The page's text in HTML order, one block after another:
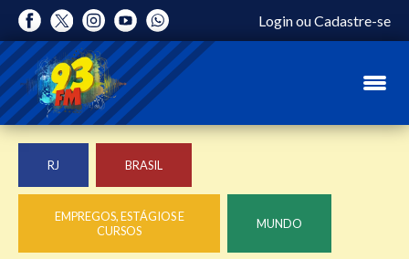
LoginouCadastre-se
RJ BRASIL
EMPREGOS, ESTÁGIOS E
CURSOS
MUNDO